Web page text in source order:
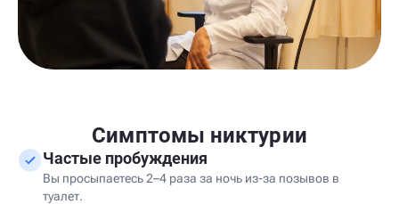
Симптомы никтурии
Частые пробуждения
Вы просыпаетесь 2–4 раза за ночь из-за позывов в
туалет.